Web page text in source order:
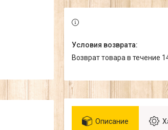
возврат товара в течение
Описание